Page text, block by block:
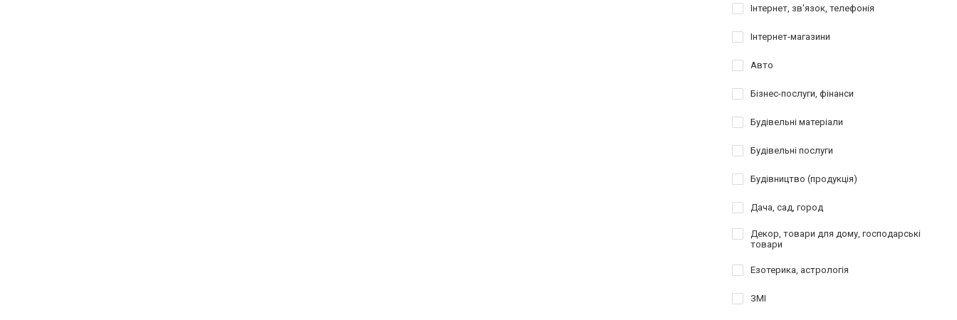
Інтернет, зв'язок, телефонія
Інтернет-магазини
Авто
Бізнес-послуги, фінанси
Будівельні матеріали
Будівельні послуги
Будівництво (продукція)
Дача, сад, город
Декор, товари для дому, господарські
товари
Езотерика, астрологія
ЗМІ